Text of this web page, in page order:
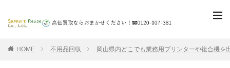
HOME 不用品回収 岡山県内どこでも業務用プリンターや複合機を